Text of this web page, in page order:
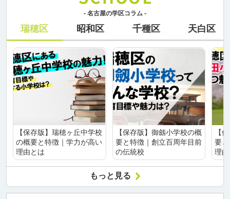
- 名古屋の学区コラム -
瑞穂区 昭和区 千種区 天白区
【保存版】瑞穂ヶ丘中学校
の概要と特徴｜学力が高い
理由とは
【保存版】御劔小学校の概
要と特徴｜創立百周年目前
の伝統校
【
要
理
もっと見る